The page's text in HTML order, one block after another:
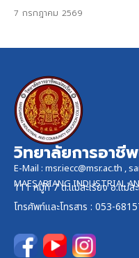
7 กรกฎาคม 2569
วิทยาลัยการอาชี
E-Mail : msr.iecc@msr.ac.th ,
MAESARIANG INDUSTRIAL
111 หมู่ที่ 7 ต.แม่สะเรียง อ.แม่
โทรศัพท์และโทรสาร : 053-